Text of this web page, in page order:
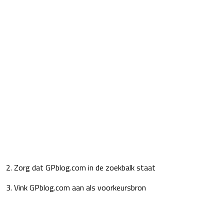
2. Zorg dat GPblog.com in de zoekbalk staat
3. Vink GPblog.com aan als voorkeursbron